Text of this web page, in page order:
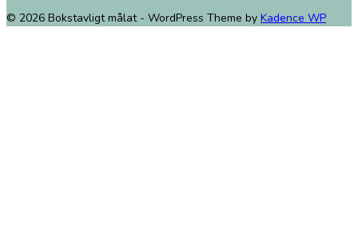
© 2026 Bokstavligt målat - WordPress Theme by Kadence WP